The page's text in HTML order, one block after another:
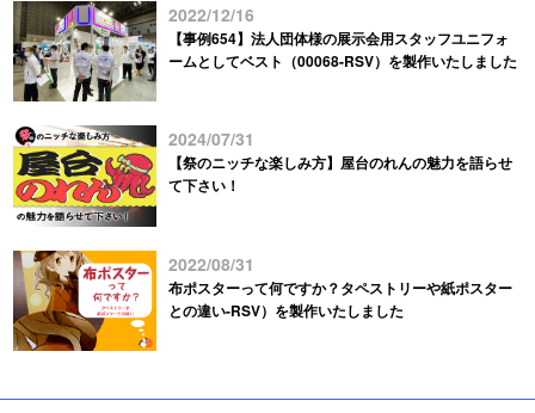
2022/12/16
【事例654】法人団体様の展示会用スタッフユニフォ
ームとしてベスト（00068-RSV）を製作いたしました
2024/07/31
【祭のニッチな楽しみ方】屋台のれんの魅力を語らせ
て下さい！
2022/08/31
布ポスターって何ですか？タペストリーや紙ポスター
との違い-RSV）を製作いたしました